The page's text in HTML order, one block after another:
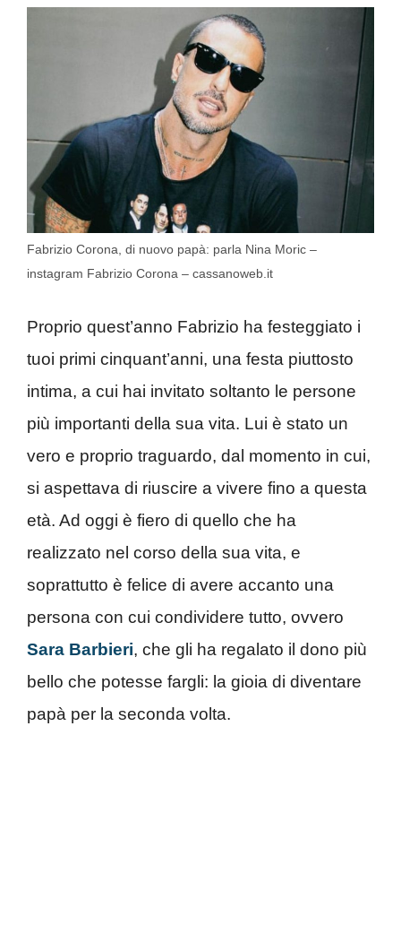
Fabrizio Corona, di nuovo papà: parla Nina Moric –
instagram Fabrizio Corona – cassanoweb.it
Proprio quest’anno Fabrizio ha festeggiato i
tuoi primi cinquant’anni, una festa piuttosto
intima, a cui hai invitato soltanto le persone
più importanti della sua vita. Lui è stato un
vero e proprio traguardo, dal momento in cui,
si aspettava di riuscire a vivere fino a questa
età. Ad oggi è fiero di quello che ha
realizzato nel corso della sua vita, e
soprattutto è felice di avere accanto una
persona con cui condividere tutto, ovvero
Sara Barbieri, che gli ha regalato il dono più
bello che potesse fargli: la gioia di diventare
papà per la seconda volta.